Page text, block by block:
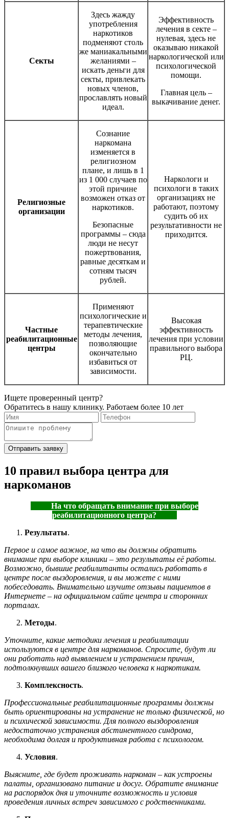
Секты
Здесь жажду
употребления
наркотиков
подменяют столь
же маниакальными
желаниями –
искать деньги для
секты, привлекать
новых членов,
прославлять новый
идеал.
Эффективность
лечения в секте –
нулевая, здесь не
оказываю никакой
наркологической или
психологической
помощи.
Главная цель –
выкачивание денег.
Религиозные
организации
Сознание
наркомана
изменяется в
религиозном
плане, и лишь в 1
из 1 000 случаев по
этой причине
возможен отказ от
наркотиков.
Безопасные
программы – сюда
люди не несут
пожертвования,
равные десяткам и
сотням тысяч
рублей.
Наркологи и
психологи в таких
организациях не
работают, поэтому
судить об их
результативности не
приходится.
Частные
реабилитационные
центры
Применяют
психологические и
терапевтические
методы лечения,
позволяющие
окончательно
избавиться от
зависимости.
Высокая
эффективность
лечения при условии
правильного выбора
РЦ.
Ищете проверенный центр?
Обратитесь в нашу клинику. Работаем более 10 лет
10 правил выбора центра для
наркоманов
На что обращать внимание при выборе
реабилитационного центра?
Результаты.
Первое и самое важное, на что вы должны обратить
внимание при выборе клиники – это результаты её работы.
Возможно, бывшие реабилитанты остались работать в
центре после выздоровления, и вы можете с ними
побеседовать. Внимательно изучите отзывы пациентов в
Интернете – на официальном сайте центра и сторонних
порталах.
Методы.
Уточните, какие методики лечения и реабилитации
используются в центре для наркоманов. Спросите, будут ли
они работать над выявлением и устранением причин,
подтолкнувших вашего близкого человека к наркотикам.
Комплексность.
Профессиональные реабилитационные программы должны
быть ориентированы на устранение не только физической, но
и психической зависимости. Для полного выздоровления
недостаточно устранения абстинентного синдрома,
необходима долгая и продуктивная работа с психологом.
Условия.
Выясните, где будет проживать наркоман – как устроены
палаты, организовано питание и досуг. Обратите внимание
на распорядок дня и уточните возможность и условия
проведения личных встреч зависимого с родственниками.